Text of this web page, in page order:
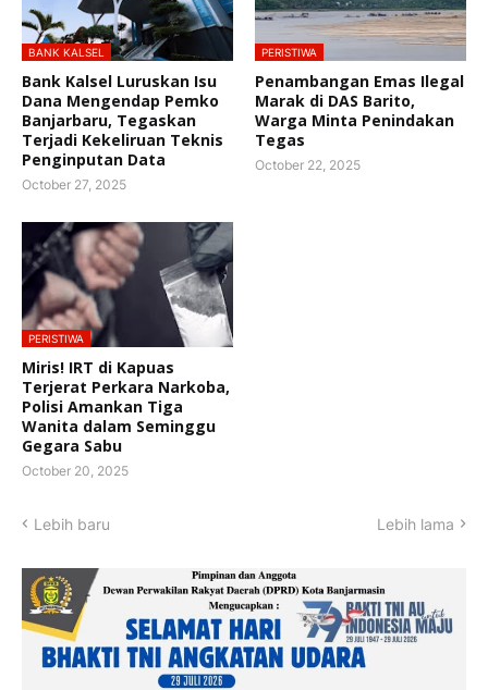
BANK KALSEL
Bank Kalsel Luruskan Isu
Dana Mengendap Pemko
Banjarbaru, Tegaskan
Terjadi Kekeliruan Teknis
Penginputan Data
October 27, 2025
PERISTIWA
Penambangan Emas Ilegal
Marak di DAS Barito,
Warga Minta Penindakan
Tegas
October 22, 2025
PERISTIWA
Miris! IRT di Kapuas
Terjerat Perkara Narkoba,
Polisi Amankan Tiga
Wanita dalam Seminggu
Gegara Sabu
October 20, 2025
Lebih baru Lebih lama